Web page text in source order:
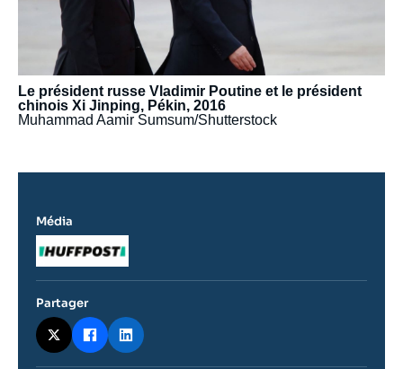
Le président russe Vladimir Poutine et le président
chinois Xi Jinping, Pékin, 2016
Muhammad Aamir Sumsum/Shutterstock
Média
Partager